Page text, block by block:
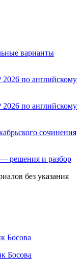
варианты
по английскому
по английскому
сочинения
решения и разбор
без указания
Босова
Босова